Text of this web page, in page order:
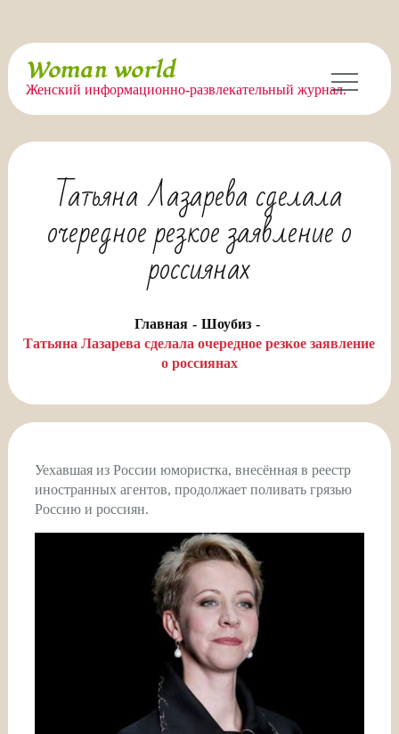
Перейти
содержимому
Woman world
Женский информационно-развлекательный журнал.
Татьяна Лазарева сделала
очередное резкое заявление о
россиянах
Главная
Шоубиз
Татьяна Лазарева сделала очередное резкое заявление
о россиянах
Уехавшая из России юмористка, внесённая в реестр
иностранных агентов, продолжает поливать грязью
Россию и россиян.